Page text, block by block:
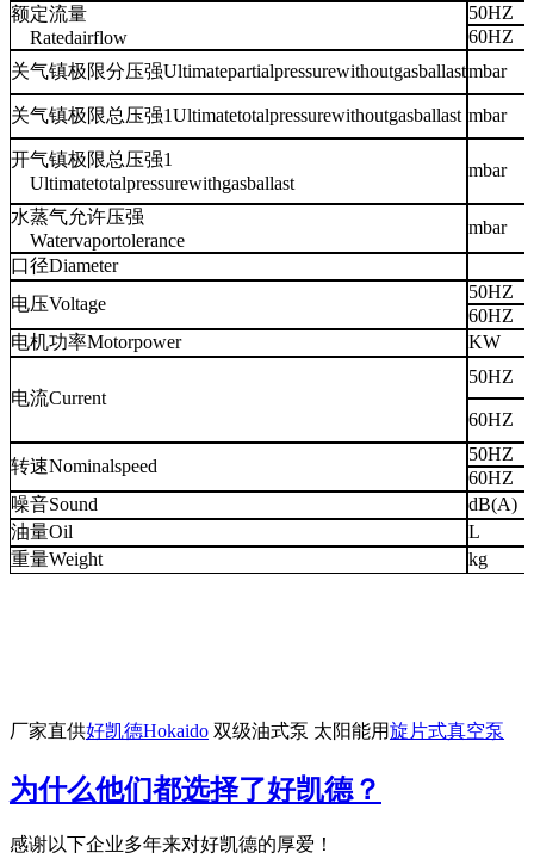
额定流量
Ratedairflow
50HZ
60HZ
关气镇极限分压强Ultimatepartialpressurewithoutgasballastmbar
关气镇极限总压强1Ultimatetotalpressurewithoutgasballast mbar
开气镇极限总压强1
Ultimatetotalpressurewithgasballast
mbar
水蒸气允许压强
Watervaportolerance
mbar
口径Diameter
电压Voltage
50HZ
60HZ
电机功率Motorpower
KW
电流Current
50HZ
60HZ
转速Nominalspeed
50HZ
60HZ
噪音Sound
dB(A)
油量Oil
L
重量Weight
kg
厂家直供好凯德Hokaido 双级油式泵 太阳能用旋片式真空泵
为什么他们都选择了好凯德？
感谢以下企业多年来对好凯德的厚爱！